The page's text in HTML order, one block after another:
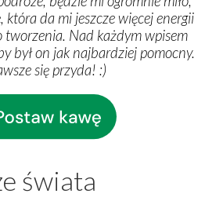
która da mi jeszcze więcej energii
tworzenia. Nad każdym wpisem
był on jak najbardziej pomocny.
się przyda! :)
świata